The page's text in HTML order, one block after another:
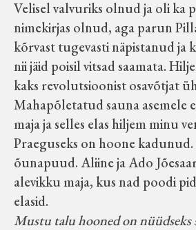
Velisel valvuriks olnud ja oli ka
nimekirjas olnud, aga parun
kõrvast tugevasti näpistanud ja
nii jäid poisil vitsad saamata.
kaks revolutsioonist osavõtjat
Mahapõletatud sauna asemele
maja ja selles elas hiljem minu
Praeguseks on hoone
õunapuud. Aliine ja Ado
alevikku maja, kus nad poodi
elasid.
Mustu talu hooned on nüüdseks